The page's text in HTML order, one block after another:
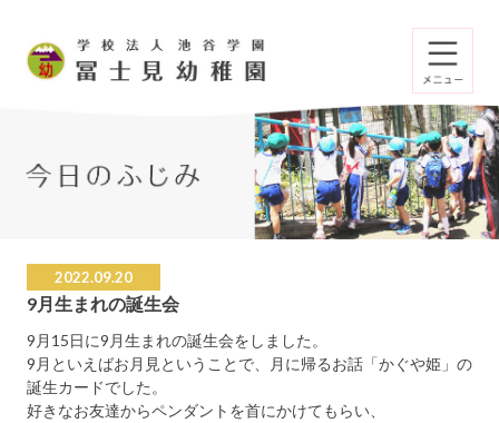
2022.09.20
9月生まれの誕生会
9月15日に9月生まれの誕生会をしました。
9月といえばお月見ということで、月に帰るお話「かぐや姫」の
誕生カードでした。
好きなお友達からペンダントを首にかけてもらい、